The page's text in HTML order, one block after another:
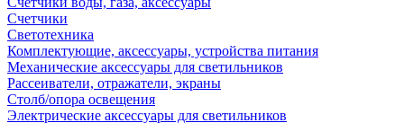
Счетчики
Светотехника
Комплектующие, аксессуары, устройства питания
Механические аксессуары для светильников
Рассеиватели, отражатели, экраны
Столб/опора освещения
Электрические аксессуары для светильников